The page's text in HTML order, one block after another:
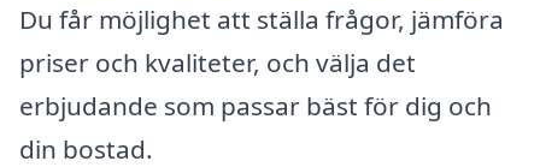
Du får möjlighet att ställa frågor, jämföra
priser och kvaliteter, och välja det
erbjudande som passar bäst för dig och
din bostad.